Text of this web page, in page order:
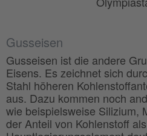
Gusseisen
Gusseisen ist die andere
Eisens. Es zeichnet sich
Stahl höheren
aus. Dazu kommen noch
wie beispielsweise Silizium,
der Anteil von Kohlenstoff als